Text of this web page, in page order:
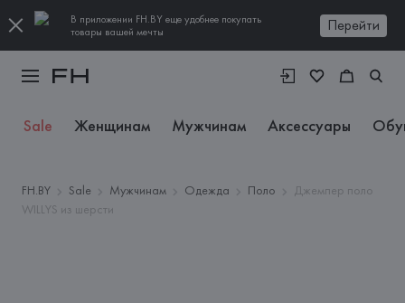
В приложении FH.BY еще удобнее покупать
товары вашей мечты
Перейти
Sale Женщинам Мужчинам Аксессуары
FH.BY Sale Мужчинам Одежда Поло
Джемпер поло
WILLYS из шерсти